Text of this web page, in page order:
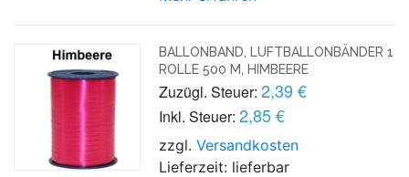
BALLONBAND, LUFTBALLONBÄNDER 1
ROLLE 500 M, HIMBEERE
Zuzügl. Steuer: 2,39 €
Inkl. Steuer: 2,85 €
zzgl.Versandkosten
Lieferzeit: lieferbar